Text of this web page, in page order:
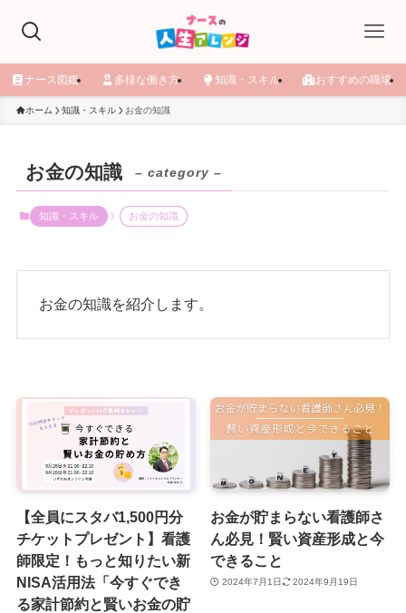
ナース図鑑 多様な働き方 知識・スキル おすすめの職場
ホーム 知識・スキル お金の知識
お金の知識 – category –
知識・スキル お金の知識
お金の知識を紹介します。
【全員にスタバ1,500円分
チケットプレゼント】看護
師限定！もっと知りたい新
NISA活用法「今すぐでき
る家計節約と賢いお金の貯
お金が貯まらない看護師さ
ん必見！賢い資産形成と今
できること
2024年7月1日 2024年9月19日